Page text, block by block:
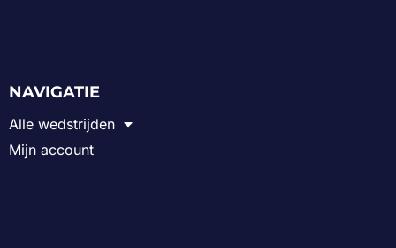
NAVIGATIE
Alle wedstrijden
Mijn account